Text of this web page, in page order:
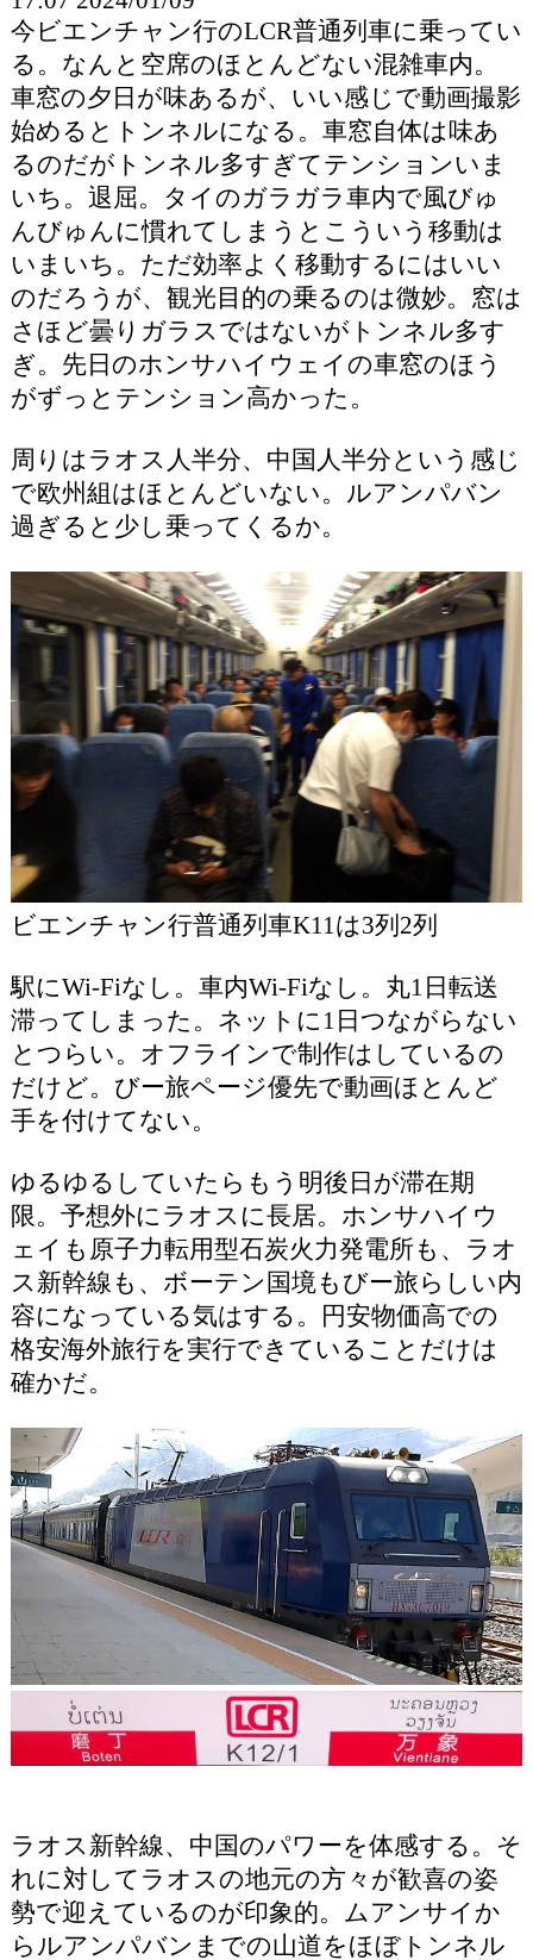
今ビエンチャン行のLCR普通列車に乗ってい
る。なんと空席のほとんどない混雑車内。
車窓の夕日が味あるが、いい感じで動画撮影
始めるとトンネルになる。車窓自体は味あ
るのだがトンネル多すぎてテンションいま
いち。退屈。タイのガラガラ車内で風びゅ
んびゅんに慣れてしまうとこういう移動は
いまいち。ただ効率よく移動するにはいい
のだろうが、観光目的の乗るのは微妙。窓は
さほど曇りガラスではないがトンネル多す
ぎ。先日のホンサハイウェイの車窓のほう
がずっとテンション高かった。
周りはラオス人半分、中国人半分という感じ
で欧州組はほとんどいない。ルアンパバン
過ぎると少し乗ってくるか。
ビエンチャン行普通列車K11は3列2列
駅にWi-Fiなし。車内Wi-Fiなし。丸1日転送
滞ってしまった。ネットに1日つながらない
とつらい。オフラインで制作はしているの
だけど。びー旅ページ優先で動画ほとんど
手を付けてない。
ゆるゆるしていたらもう明後日が滞在期
限。予想外にラオスに長居。ホンサハイウ
ェイも原子力転用型石炭火力発電所も、ラオ
ス新幹線も、ボーテン国境もびー旅らしい内
容になっている気はする。円安物価高での
格安海外旅行を実行できていることだけは
確かだ。
ラオス新幹線、中国のパワーを体感する。そ
れに対してラオスの地元の方々が歓喜の姿
勢で迎えているのが印象的。ムアンサイか
らルアンパバンまでの山道をほぼトンネル